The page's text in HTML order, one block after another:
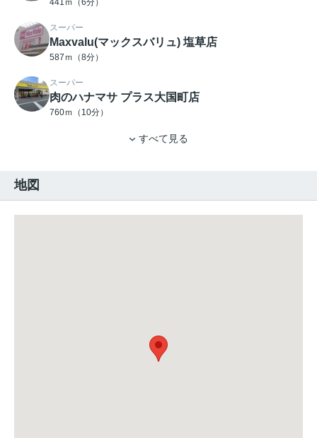
441ｍ（6分）
スーパー
Maxvalu(マックスバリュ) 塩草店
587ｍ（8分）
スーパー
肉のハナマサ プラス大国町店
760ｍ（10分）
すべて見る
地図